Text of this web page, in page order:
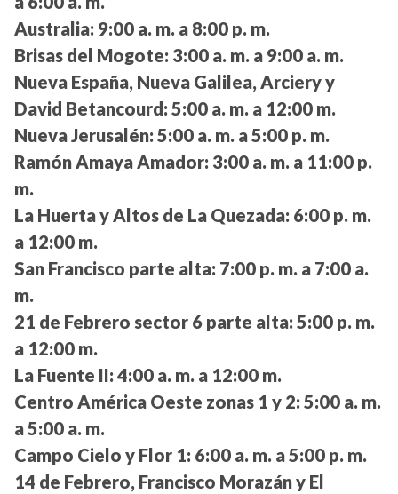
Australia: 9:00 a. m. a 8:00 p. m.
Brisas del Mogote: 3:00 a. m. a 9:00 a. m.
Nueva España, Nueva Galilea, Arciery y
David Betancourd: 5:00 a. m. a 12:00 m.
Nueva Jerusalén: 5:00 a. m. a 5:00 p. m.
Ramón Amaya Amador: 3:00 a. m. a 11:00 p.
m.
La Huerta y Altos de La Quezada: 6:00 p. m.
a 12:00 m.
San Francisco parte alta: 7:00 p. m. a 7:00 a.
m.
21 de Febrero sector 6 parte alta: 5:00 p. m.
a 12:00 m.
La Fuente II: 4:00 a. m. a 12:00 m.
Centro América Oeste zonas 1 y 2: 5:00 a. m.
a 5:00 a. m.
Campo Cielo y Flor 1: 6:00 a. m. a 5:00 p. m.
14 de Febrero, Francisco Morazán y El